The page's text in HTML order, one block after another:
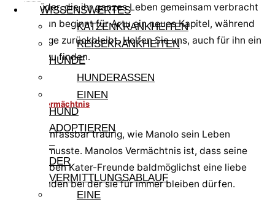
WISSENSWERTES
KATZENKRANKHEITEN
REISEKRANKHEITEN
HUNDE
HUNDERASSEN
EINEN
HUND
ADOPTIEREN
–
DER
VERMITTLUNGSABLAUF
EINE
Zwei Brüder, die ihr ganzes Leben gemeinsam verbracht
haben. Nun beginnt für Artu ein neues Kapitel, während
Arturobeige zurückbleibt. Helfen Sie uns, auch für ihn ein
Zuhause zu finden.
Manolos Vermächtnis
Wir sind unfassbar traurig, wie Manolo sein Leben
beenden musste. Manolos Vermächtnis ist, dass seine
beiden lieben Kater-Freunde baldmöglichst eine liebe
Familie finden bei der sie für immer bleiben dürfen.